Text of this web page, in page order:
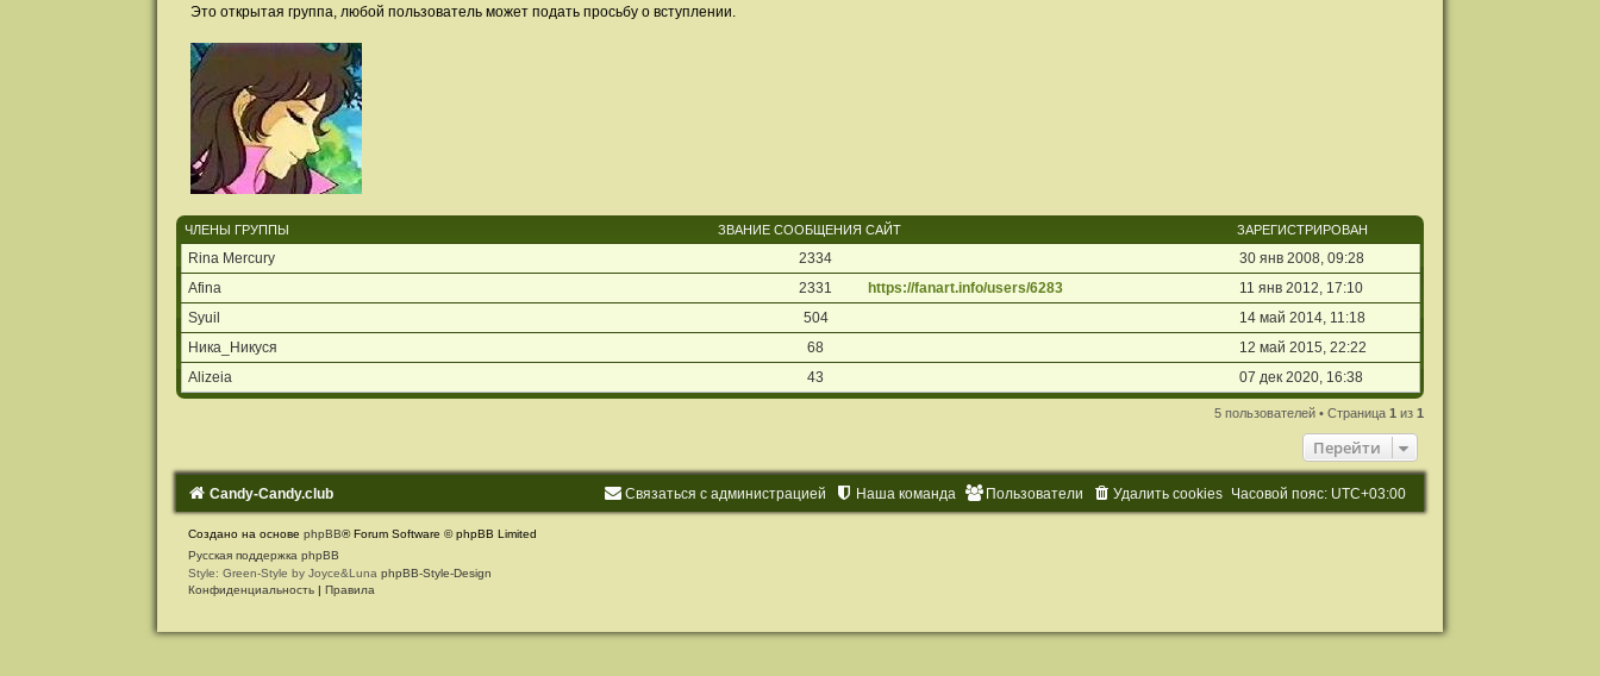
Это открытая группа, любой пользователь может подать просьбу о вступлении.
ЗВАНИЕ
ЧЛЕНЫ ГРУППЫ СООБЩЕНИЯ САЙТ ЗАРЕГИСТРИРОВАН
Rina Mercury 2334
30 янв 2008, 09:28
Afina
2331 https://fanart.info/users/6283
11 янв 2012, 17:10
Syuil
504
14 май 2014, 11:18
Ника_Никуся
68
12 май 2015, 22:22
Alizeia
43 07 дек 2020, 16:38
5 пользователей • Страница1 из1
Перейти
Candy-Candy.club Часовой пояс: UTC+03:00
Удалить cookies
Пользователи
Наша команда
Связаться с администрацией
Создано на основе phpBB® Forum Software © phpBB Limited
Русская поддержка phpBB
Style: Green-Style by Joyce&Luna phpBB-Style-Design
Конфиденциальность | Правила